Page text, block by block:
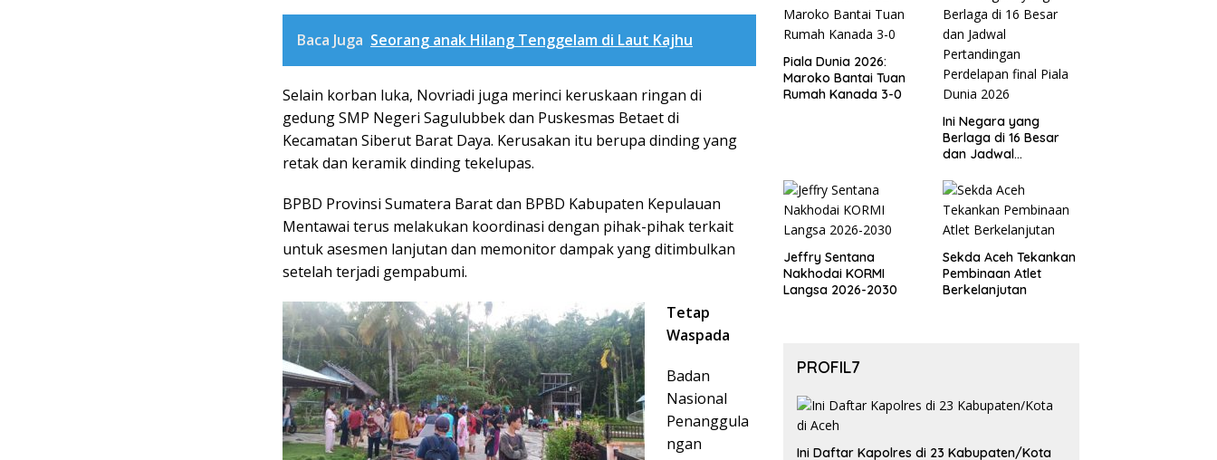
Baca Juga Seorang anak Hilang Tenggelam di Laut Kajhu
Selain korban luka, Novriadi juga merinci keruskaan ringan di
gedung SMP Negeri Sagulubbek dan Puskesmas Betaet di
Kecamatan Siberut Barat Daya. Kerusakan itu berupa dinding yang
retak dan keramik dinding tekelupas.
BPBD Provinsi Sumatera Barat dan BPBD Kabupaten Kepulauan
Mentawai terus melakukan koordinasi dengan pihak-pihak terkait
untuk asesmen lanjutan dan memonitor dampak yang ditimbulkan
setelah terjadi gempabumi.
Tetap
Waspada
Badan
Nasional
Penanggula
ngan
Piala Dunia 2026:
Maroko Bantai Tuan
Rumah Kanada 3-0
Ini Negara yang
Berlaga di 16 Besar
dan Jadwal
Perdelapan final Piala
Dunia 2026
Jeffry Sentana
Nakhodai KORMI
Langsa 2026-2030
Sekda Aceh Tekankan
Pembinaan Atlet
Berkelanjutan
PROFIL7
Ini Daftar Kapolres di 23 Kabupaten/Kota